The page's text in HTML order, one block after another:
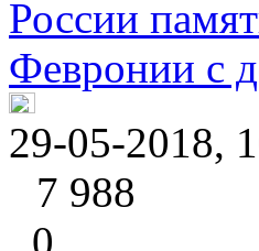
29-05-2018,
7 988